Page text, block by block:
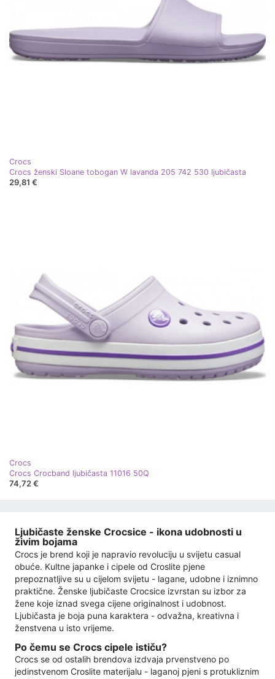
Crocs
Crocs ženski Sloane tobogan W lavanda 205 742 530 ljubičasta
29,81 €
Crocs
Crocs Crocband ljubičasta 11016 50Q
74,72 €
Ljubičaste ženske Crocsice - ikona udobnosti u
živim bojama
Crocs je brend koji je napravio revoluciju u svijetu casual
obuće. Kultne japanke i cipele od Croslite pjene
prepoznatljive su u cijelom svijetu - lagane, udobne i iznimno
praktične. Ženske ljubičaste Crocsice izvrstan su izbor za
žene koje iznad svega cijene originalnost i udobnost.
Ljubičasta je boja puna karaktera - odvažna, kreativna i
ženstvena u isto vrijeme.
Po čemu se Crocs cipele ističu?
Crocs se od ostalih brendova izdvaja prvenstveno po
jedinstvenom Croslite materijalu - laganoj pjeni s protukliznim